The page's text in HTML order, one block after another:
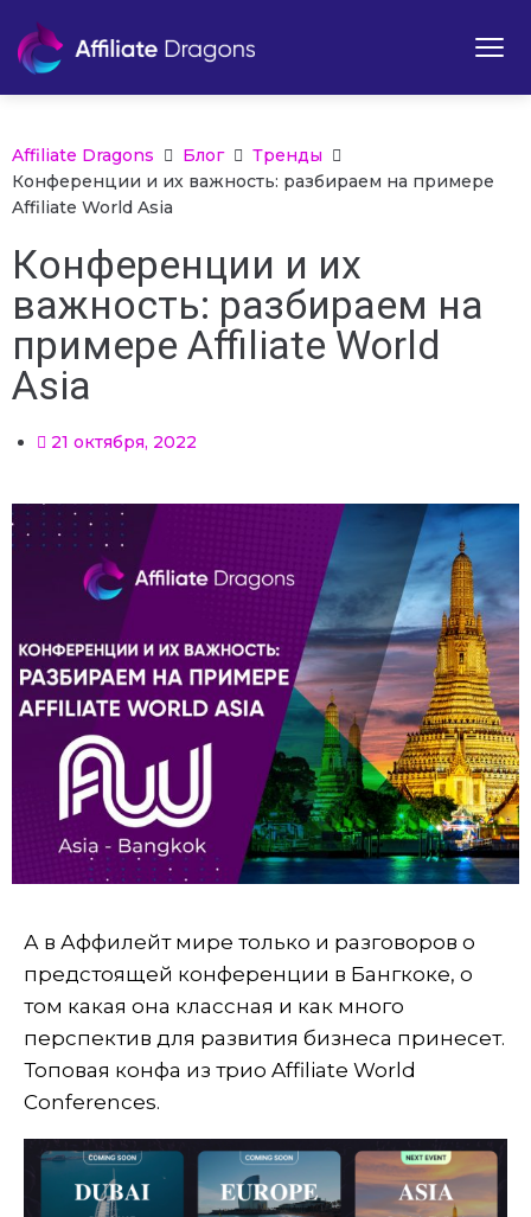
Affiliate Dragons Блог
Тренды
Конференции и их важность: разбираем на примере
Affiliate World Asia
Конференции и их
важность: разбираем на
примере Affiliate World
Asia
21 октября, 2022
А в Аффилейт мире только и разговоров о
предстоящей конференции в Бангкоке, о
том какая она классная и как много
перспектив для развития бизнеса принесет.
Топовая конфа из трио Affiliate World
Conferences.